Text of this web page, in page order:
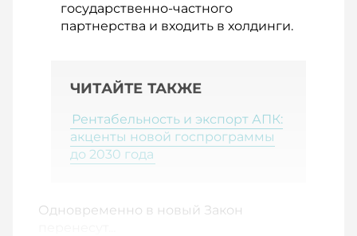
государственно-частного
партнерства и входить в холдинги.
ЧИТАЙТЕ ТАКЖЕ
Рентабельность и экспорт АПК:
акценты новой госпрограммы
до 2030 года
Одновременно в новый Закон